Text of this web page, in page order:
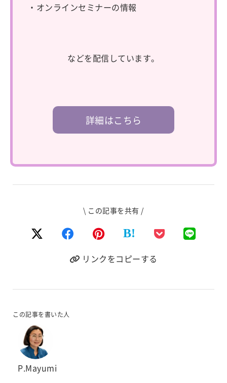
・オンラインセミナーの情報
などを配信しています。
詳細はこちら
\ この記事を共有 /
B!
リンクをコピーする
この記事を書いた人
P.Mayumi